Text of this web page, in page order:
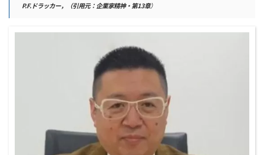
P.F.ドラッカー，（引用元：企業家精神・第13章）